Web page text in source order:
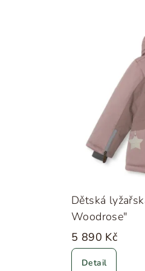
Dětská
Woodrose"
5 890 Kč
Detail